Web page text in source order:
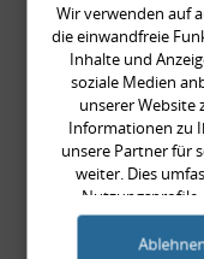
Wir verwenden auf
die einwandfreie
Inhalte und
soziale Medien
unserer Website
Informationen zu
unsere Partner für
weiter. Dies
Products) führen
weiteren Daten